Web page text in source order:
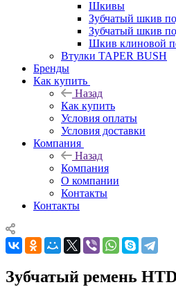
Шкивы
Зубчатый шкив
Зубчатый шкив
Шкив клиновой
Втулки TAPER BUSH
Бренды
Как купить
Назад
Как купить
Условия оплаты
Условия доставки
Компания
Назад
Компания
О компании
Контакты
Контакты
Зубчатый ремень